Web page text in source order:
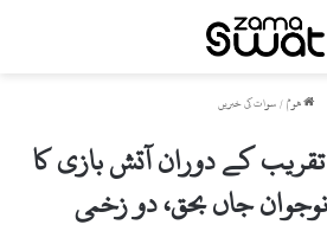
ھوم / سوات کی خبریں
کے دوران آتش بازی کا
جاں بحق، دو زخمی